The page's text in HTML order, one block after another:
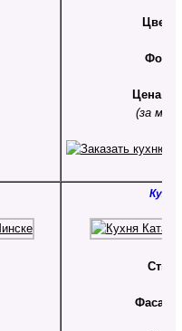
Цвет
Цена:
(за
Стиль
Фасад